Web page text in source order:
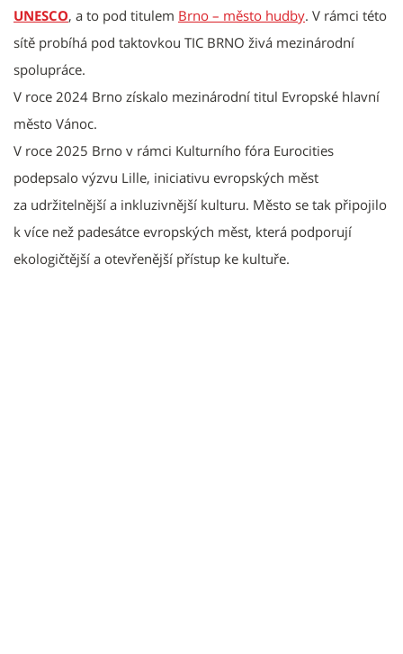
UNESCO, a to pod titulem Brno – město hudby. V rámci této
sítě probíhá pod taktovkou TIC BRNO živá mezinárodní
spolupráce.
V roce 2024 Brno získalo mezinárodní titul Evropské hlavní
město Vánoc.
V roce 2025 Brno v rámci Kulturního fóra Eurocities
podepsalo výzvu Lille, iniciativu evropských měst
za udržitelnější a inkluzivnější kulturu. Město se tak připojilo
k více než padesátce evropských měst, která podporují
ekologičtější a otevřenější přístup ke kultuře.